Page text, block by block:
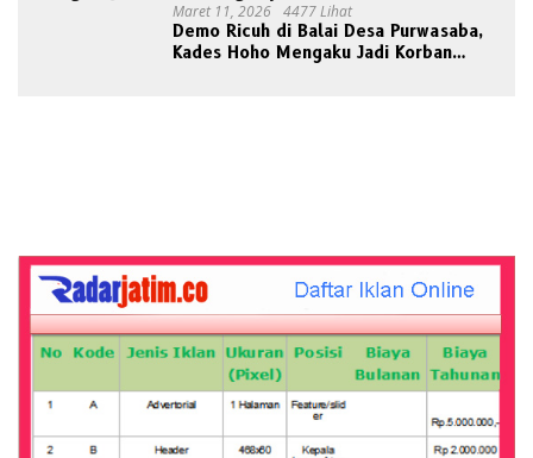
Maret 11, 2026 4477 Lihat
Demo Ricuh di Balai Desa Purwasaba,
Kades Hoho Mengaku Jadi Korban